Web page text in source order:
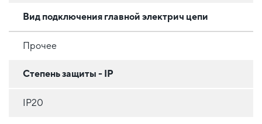
Вид подключения главной электрич цепи
Прочее
Степень защиты - IP
IP20